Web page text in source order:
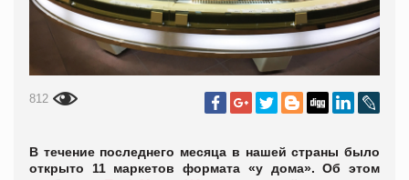
812
В течение последнего месяца в нашей страны было
открыто 11 маркетов формата «у дома». Об этом